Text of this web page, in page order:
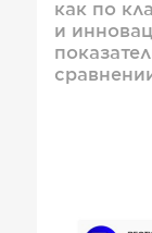
как по
и